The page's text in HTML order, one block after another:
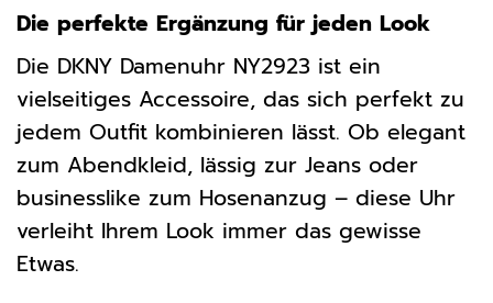
Die perfekte Ergänzung für jeden Look
Die DKNY Damenuhr NY2923 ist ein
vielseitiges Accessoire, das sich perfekt zu
jedem Outfit kombinieren lässt. Ob elegant
zum Abendkleid, lässig zur Jeans oder
businesslike zum Hosenanzug – diese Uhr
verleiht Ihrem Look immer das gewisse
Etwas.